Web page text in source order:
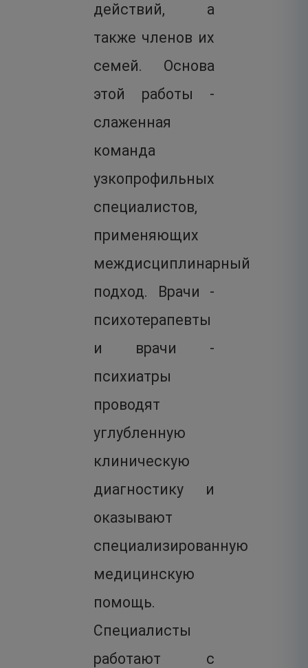
действий, а
также членов их
семей. Основа
этой работы -
слаженная
команда
узкопрофильных
специалистов,
применяющих
междисциплинарный
подход. Врачи -
психотерапевты
и врачи -
психиатры
проводят
углубленную
клиническую
диагностику и
оказывают
специализированную
медицинскую
помощь.
Специалисты
работают с